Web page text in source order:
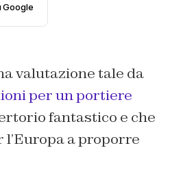
Google
valutazione tale da
per un portiere
fantastico e che
l’Europa a proporre